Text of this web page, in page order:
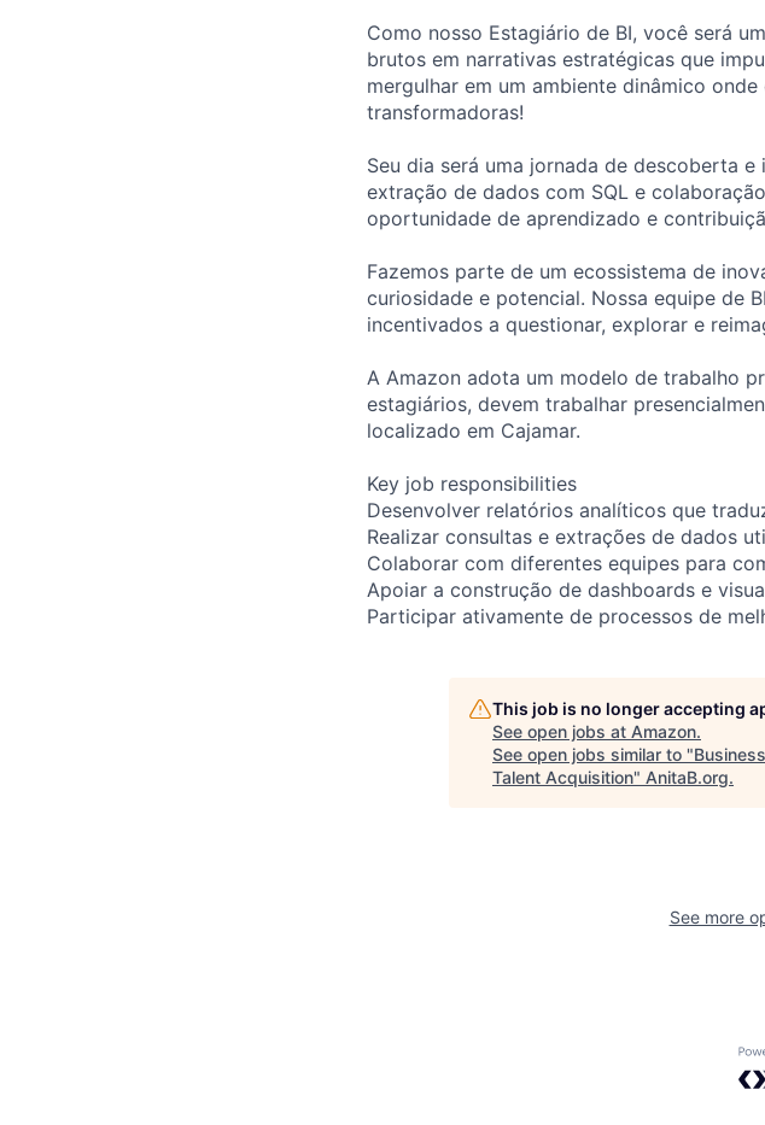
Como nosso Estagiário de BI, você será
brutos em narrativas estratégicas que
mergulhar em um ambiente dinâmico
transformadoras!
Seu dia será uma jornada de descoberta
extração de dados com SQL e
oportunidade de aprendizado e
Fazemos parte de um ecossistema de
curiosidade e potencial. Nossa equipe de
incentivados a questionar, explorar e
A Amazon adota um modelo de trabalho
estagiários, devem trabalhar
localizado em Cajamar.
Key job responsibilities
Desenvolver relatórios analíticos que
Realizar consultas e extrações de dados
Colaborar com diferentes equipes para
Apoiar a construção de dashboards e
Participar ativamente de processos de
This job is no longer accepting
See open jobs at Amazon.
See open jobs similar to "
Talent Acquisition" AnitaB.org.
See more